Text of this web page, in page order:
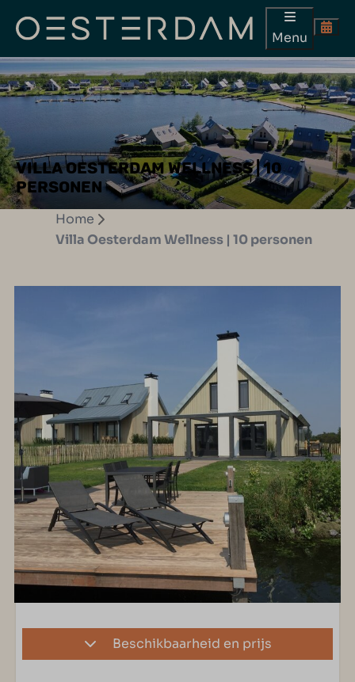
Menu
VILLA OESTERDAM WELLNESS | 10
PERSONEN
Home
Villa Oesterdam Wellness | 10 personen
Beschikbaarheid en prijs